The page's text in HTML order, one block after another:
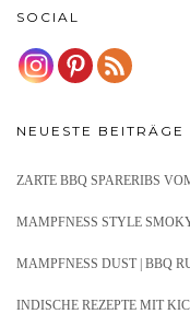
SOCIAL
NEUESTE BEITRÄGE
ZARTE BBQ SPARERIBS
MAMPFNESS STYLE
MAMPFNESS DUST | BBQ
INDISCHE REZEPTE MIT